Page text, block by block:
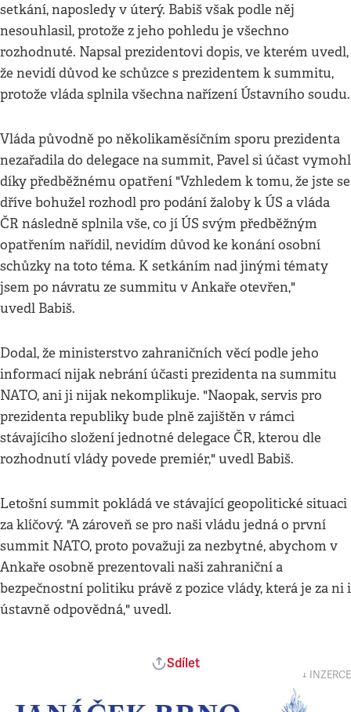
setkání, naposledy v úterý. Babiš však podle něj
nesouhlasil, protože z jeho pohledu je všechno
rozhodnuté. Napsal prezidentovi dopis, ve kterém uvedl,
že nevidí důvod ke schůzce s prezidentem k summitu,
protože vláda splnila všechna nařízení Ústavního soudu.
Vláda původně po několikaměsíčním sporu prezidenta
nezařadila do delegace na summit, Pavel si účast vymohl
díky předběžnému opatření "Vzhledem k tomu, že jste se
dříve bohužel rozhodl pro podání žaloby k ÚS a vláda
ČR následně splnila vše, co jí ÚS svým předběžným
opatřením nařídil, nevidím důvod ke konání osobní
schůzky na toto téma. K setkáním nad jinými tématy
jsem po návratu ze summitu v Ankaře otevřen,"
uvedl Babiš.
Dodal, že ministerstvo zahraničních věcí podle jeho
informací nijak nebrání účasti prezidenta na summitu
NATO, ani ji nijak nekomplikuje. "Naopak, servis pro
prezidenta republiky bude plně zajištěn v rámci
stávajícího složení jednotné delegace ČR, kterou dle
rozhodnutí vlády povede premiér," uvedl Babiš.
Letošní summit pokládá ve stávající geopolitické situaci
za klíčový. "A zároveň se pro naši vládu jedná o první
summit NATO, proto považuji za nezbytné, abychom v
Ankaře osobně prezentovali naši zahraniční a
bezpečnostní politiku právě z pozice vlády, která je za ni i
ústavně odpovědná," uvedl.
Sdílet
↓ INZERCE